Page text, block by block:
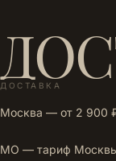
ДОСТАВКА
Москва — от 2 900
МО — тариф